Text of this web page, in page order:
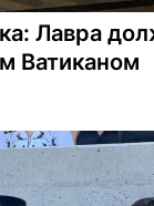
Лавра
Ватиканом